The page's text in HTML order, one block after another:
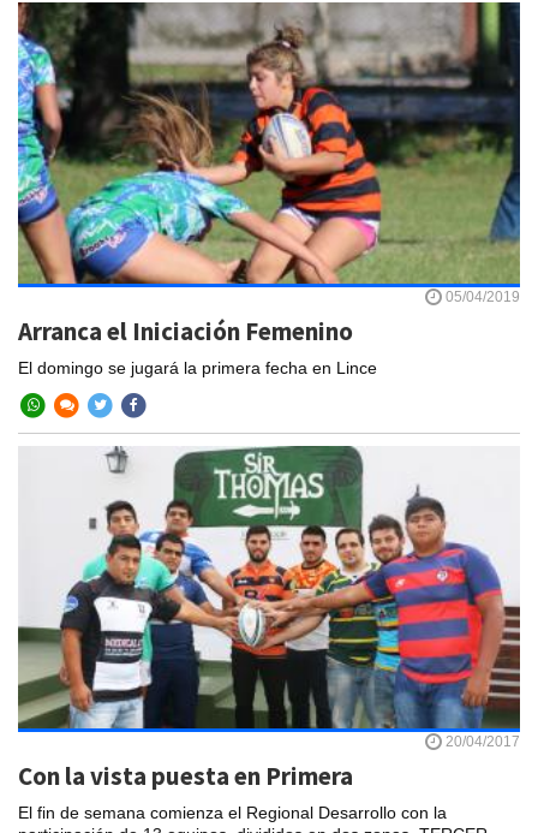
05/04/2019
Arranca el Iniciación Femenino
El domingo se jugará la primera fecha en Lince
20/04/2017
Con la vista puesta en Primera
El fin de semana comienza el Regional Desarrollo con la